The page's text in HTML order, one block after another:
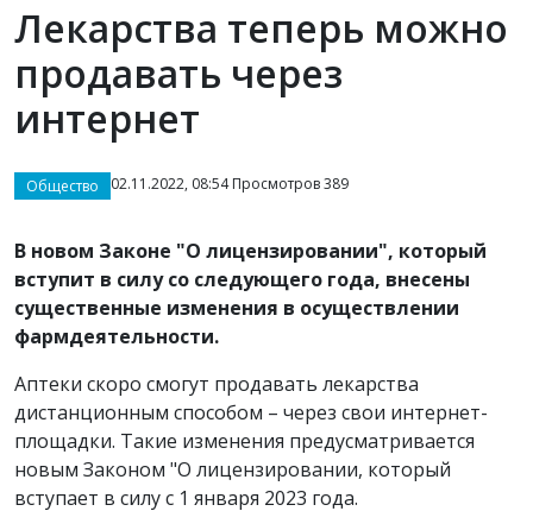
Лекарства теперь можно
продавать через
интернет
Общество 02.11.2022, 08:54 Просмотров 389
В новом Законе "О лицензировании", который
вступит в силу со следующего года, внесены
существенные изменения в осуществлении
фармдеятельности.
Аптеки скоро смогут продавать лекарства
дистанционным способом – через свои интернет-
площадки. Такие изменения предусматривается
новым Законом "О лицензировании, который
вступает в силу с 1 января 2023 года.